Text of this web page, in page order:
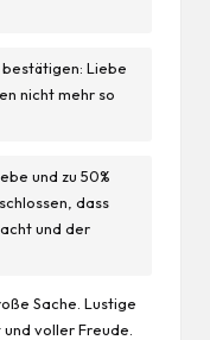
bestätigen: Liebe
nicht mehr so
und zu 50%
dass
und der
Sache. Lustige
voller Freude.